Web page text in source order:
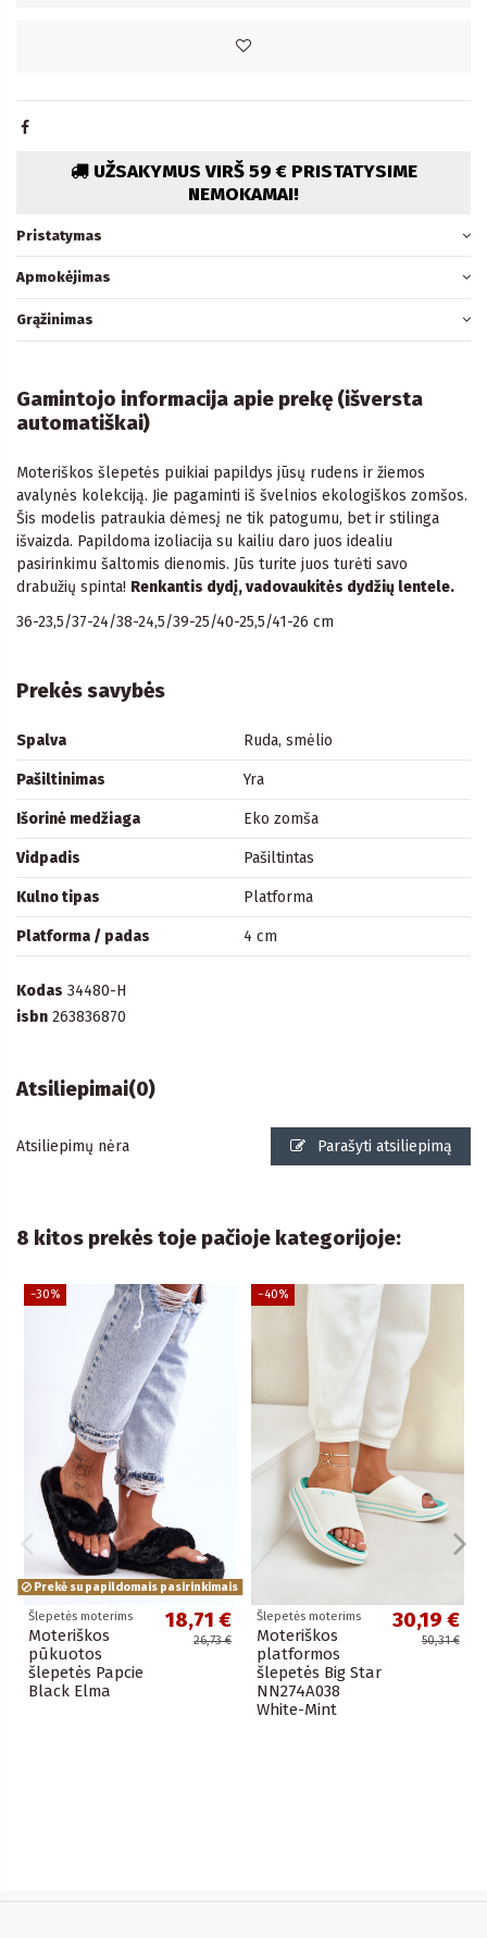
UŽSAKYMUS VIRŠ 59 € PRISTATYSIME
NEMOKAMAI!
Pristatymas
Apmokėjimas
Grąžinimas
Gamintojo informacija apie prekę (išversta
automatiškai)
Moteriškos šlepetės puikiai papildys jūsų rudens ir žiemos
avalynės kolekciją. Jie pagaminti iš švelnios ekologiškos zomšos.
Šis modelis patraukia dėmesį ne tik patogumu, bet ir stilinga
išvaizda. Papildoma izoliacija su kailiu daro juos idealiu
pasirinkimu šaltomis dienomis. Jūs turite juos turėti savo
drabužių spinta! Renkantis dydį, vadovaukitės dydžių lentele.
36-23,5/37-24/38-24,5/39-25/40-25,5/41-26 cm
Prekės savybės
Spalva Ruda, smėlio
Pašiltinimas Yra
Išorinė medžiaga Eko zomša
Vidpadis Pašiltintas
Kulno tipas Platforma
Platforma / padas 4 cm
Kodas 34480-H
isbn 263836870
Atsiliepimai(0)
Atsiliepimų nėra Parašyti atsiliepimą
8 kitos prekės toje pačioje kategorijoje:
−30%
Prekė su papildomais pasirinkimais
Šlepetės moterims
Moteriškos
pūkuotos
šlepetės Papcie
Black Elma
18,71 €
26,73 €
−40%
Šlepetės moterims
Moteriškos
platformos
šlepetės Big Star
NN274A038
White-Mint
30,19 €
50,31 €